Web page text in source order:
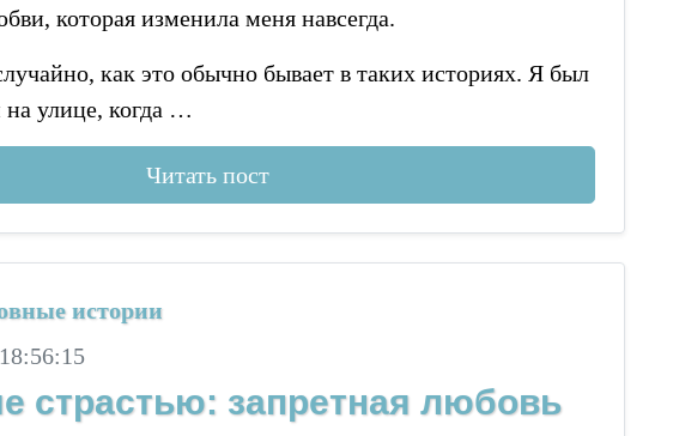
которая изменила меня навсегда.
как это обычно бывает в таких историях. Я был
улице, когда …
Читать пост
истории
страстью: запретная любовь